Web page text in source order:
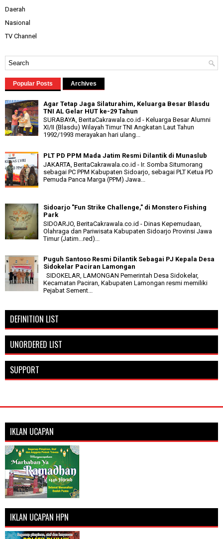
Daerah
Nasional
TV Channel
Popular Posts Archives
Agar Tetap Jaga Silaturahim, Keluarga Besar Blasdu
TNI AL Gelar HUT ke-29 Tahun
SURABAYA, BeritaCakrawala.co.id - Keluarga Besar Alumni
XI/II (Blasdu) Wilayah Timur TNI Angkatan Laut Tahun
1992/1993 merayakan hari ulang...
PLT PD PPM Mada Jatim Resmi Dilantik di Munaslub
JAKARTA, BeritaCakrawala.co.id - Ir. Somba Situmorang
sebagai PC PPM Kabupaten Sidoarjo, sebagai PLT Ketua PD
Pemuda Panca Marga (PPM) Jawa...
Sidoarjo "Fun Strike Challenge," di Monstero Fishing
Park
SIDOARJO, BeritaCakrawala.co.id - Dinas Kepemudaan,
Olahraga dan Pariwisata Kabupaten Sidoarjo Provinsi Jawa
Timur (Jatim...red)...
Puguh Santoso Resmi Dilantik Sebagai PJ Kepala Desa
Sidokelar Paciran Lamongan
SIDOKELAR, LAMONGAN Pemerintah Desa Sidokelar,
Kecamatan Paciran, Kabupaten Lamongan resmi memiliki
Pejabat Sement...
DEFINITION LIST
UNORDERED LIST
SUPPORT
IKLAN UCAPAN
IKLAN UCAPAN HPN